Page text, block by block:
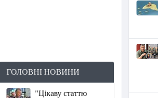
ГОЛОВНІ НОВИНИ
"Цікаву статтю